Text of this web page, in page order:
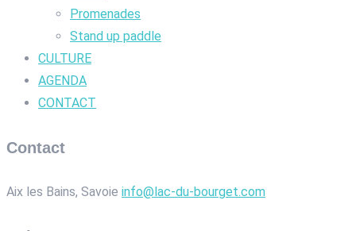
Promenades
Stand up paddle
CULTURE
AGENDA
CONTACT
Contact
Aix les Bains, Savoie info@lac-du-bourget.com